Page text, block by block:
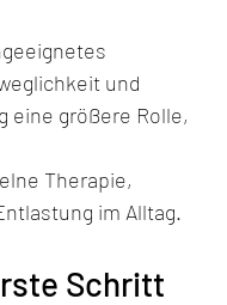
und
eine größere Rolle,
Therapie,
im Alltag.
Schritt